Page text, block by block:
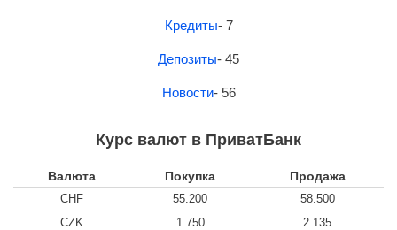
Кредиты- 7
Депозиты- 45
Новости- 56
Курс валют в ПриватБанк
Валюта Покупка Продажа
CHF 55.200
58.500
CZK
1.750
2.135